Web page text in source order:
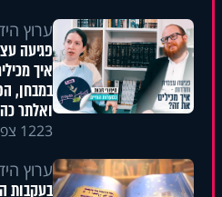
ערוץ
פגיעה
איך
במבחן,
ואלתר
1223 צפיות
ערוץ
בעקבות